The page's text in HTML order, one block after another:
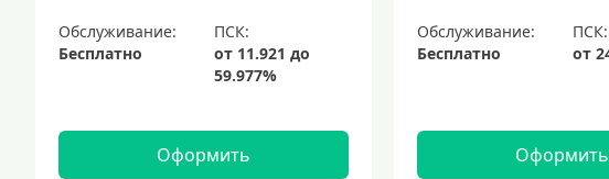
Обслуживание:
Бесплатно
Оформить
Обслуживание:
Бесплатно
Оформить